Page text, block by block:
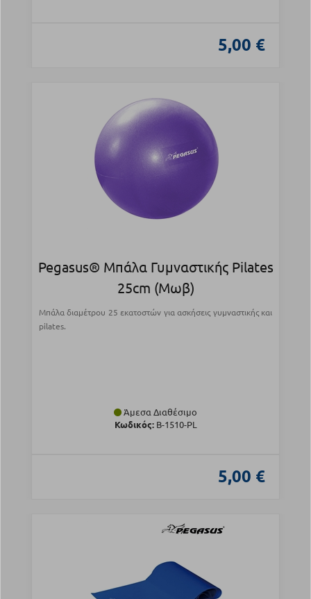
5,00 €
Pegasus® Μπάλα Γυμναστικής Pilates
25cm (Μωβ)
Μπάλα διαμέτρου 25 εκατοστών για ασκήσεις γυμναστικής και
pilates.
Άμεσα Διαθέσιμο
Κωδικός:Β-1510-PL
5,00 €